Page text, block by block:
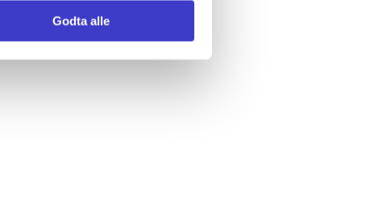
vi samler inn og behandler
Godta alle